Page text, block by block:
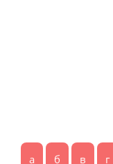
а б в г